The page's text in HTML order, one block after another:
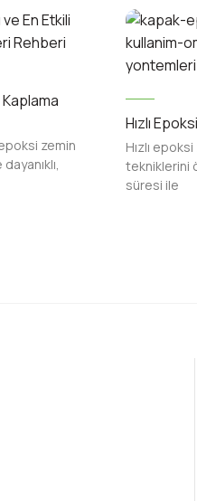
zemin
Hızlı
Hızlı
tekniklerini
süresi ile